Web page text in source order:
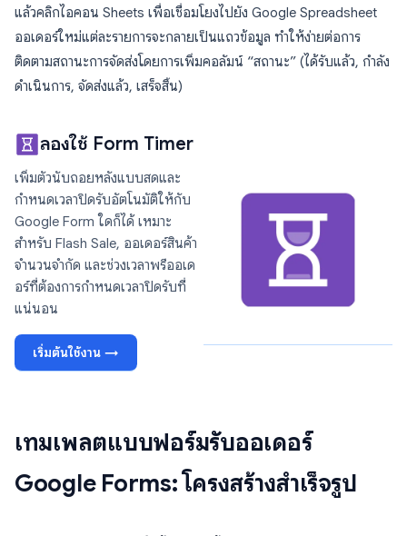
แล้วคลิกไอคอน Sheets เพื่อเชื่อมโยงไปยัง Google Spreadsheet
ออเดอร์ใหม่แต่ละรายการจะกลายเป็นแถวข้อมูล ทำให้ง่ายต่อการ
ติดตามสถานะการจัดส่งโดยการเพิ่มคอลัมน์ “สถานะ” (ได้รับแล้ว, กำลัง
ดำเนินการ, จัดส่งแล้ว, เสร็จสิ้น)
ลองใช้ Form Timer
เพิ่มตัวนับถอยหลังแบบสดและ
กำหนดเวลาปิดรับอัตโนมัติให้กับ
Google Form ใดก็ได้ เหมาะ
สำหรับ Flash Sale, ออเดอร์สินค้า
จำนวนจำกัด และช่วงเวลาพรีออเด
อร์ที่ต้องการกำหนดเวลาปิดรับที่
แน่นอน
เริ่มต้นใช้งาน →
เทมเพลตแบบฟอร์มรับออเดอร์
Google Forms: โครงสร้างสำเร็จรูป